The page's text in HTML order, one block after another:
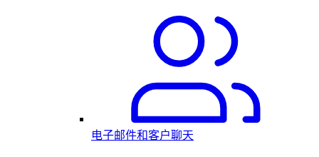
电子邮件和客户聊天